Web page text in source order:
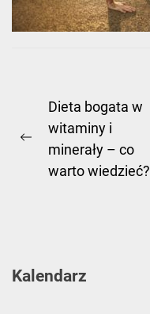
Nawigacja
wpisu
Previous
post:
Dieta bogata w
witaminy i
minerały – co
warto wiedzieć?
Kalendarz